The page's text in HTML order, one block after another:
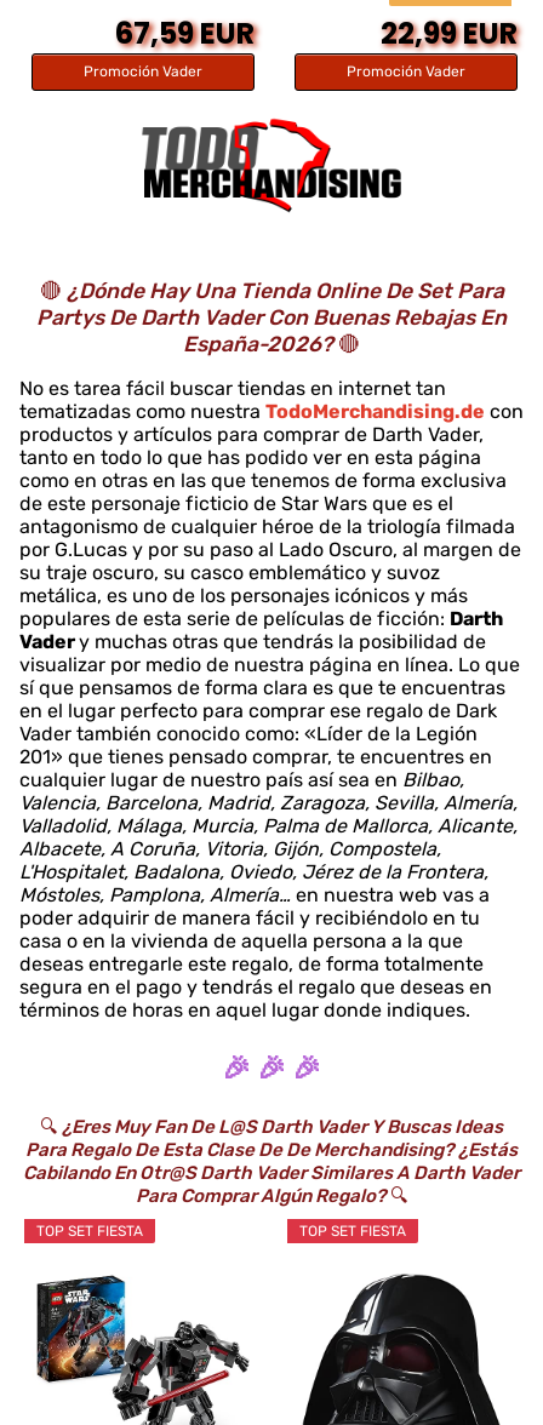
67,59 EUR
Promoción Vader
22,99 EUR
Promoción Vader
🔴 ¿Dónde Hay Una Tienda Online De Set Para
Partys De Darth Vader Con Buenas Rebajas En
España-2026?🔴
No es tarea fácil buscar tiendas en internet tan
tematizadas como nuestra TodoMerchandising.de con
productos y artículos para comprar de Darth Vader,
tanto en todo lo que has podido ver en esta página
como en otras en las que tenemos de forma exclusiva
de este personaje ficticio de Star Wars que es el
antagonismo de cualquier héroe de la triología filmada
por G.Lucas y por su paso al Lado Oscuro, al margen de
su traje oscuro, su casco emblemático y suvoz
metálica, es uno de los personajes icónicos y más
populares de esta serie de películas de ficción: Darth
Vadery muchas otras que tendrás la posibilidad de
visualizar por medio de nuestra página en línea. Lo que
sí que pensamos de forma clara es que te encuentras
en el lugar perfecto para comprar ese regalo de Dark
Vader también conocido como: «Líder de la Legión
201» que tienes pensado comprar, te encuentres en
cualquier lugar de nuestro país así sea en Bilbao,
Valencia, Barcelona, Madrid, Zaragoza, Sevilla, Almería,
Valladolid, Málaga, Murcia, Palma de Mallorca, Alicante,
Albacete, A Coruña, Vitoria, Gijón, Compostela,
L'Hospitalet, Badalona, Oviedo, Jérez de la Frontera,
Móstoles, Pamplona, Almería… en nuestra web vas a
poder adquirir de manera fácil y recibiéndolo en tu
casa o en la vivienda de aquella persona a la que
deseas entregarle este regalo, de forma totalmente
segura en el pago y tendrás el regalo que deseas en
términos de horas en aquel lugar donde indiques.
🎉 🎉 🎉
🔍 ¿Eres Muy Fan De L@s Darth Vader Y Buscas Ideas
Para Regalo De Esta Clase De De Merchandising? ¿Estás
Cabilando En Otr@s Darth Vader Similares A Darth Vader
Para Comprar Algún Regalo?🔍
TOP SET FIESTA TOP SET FIESTA